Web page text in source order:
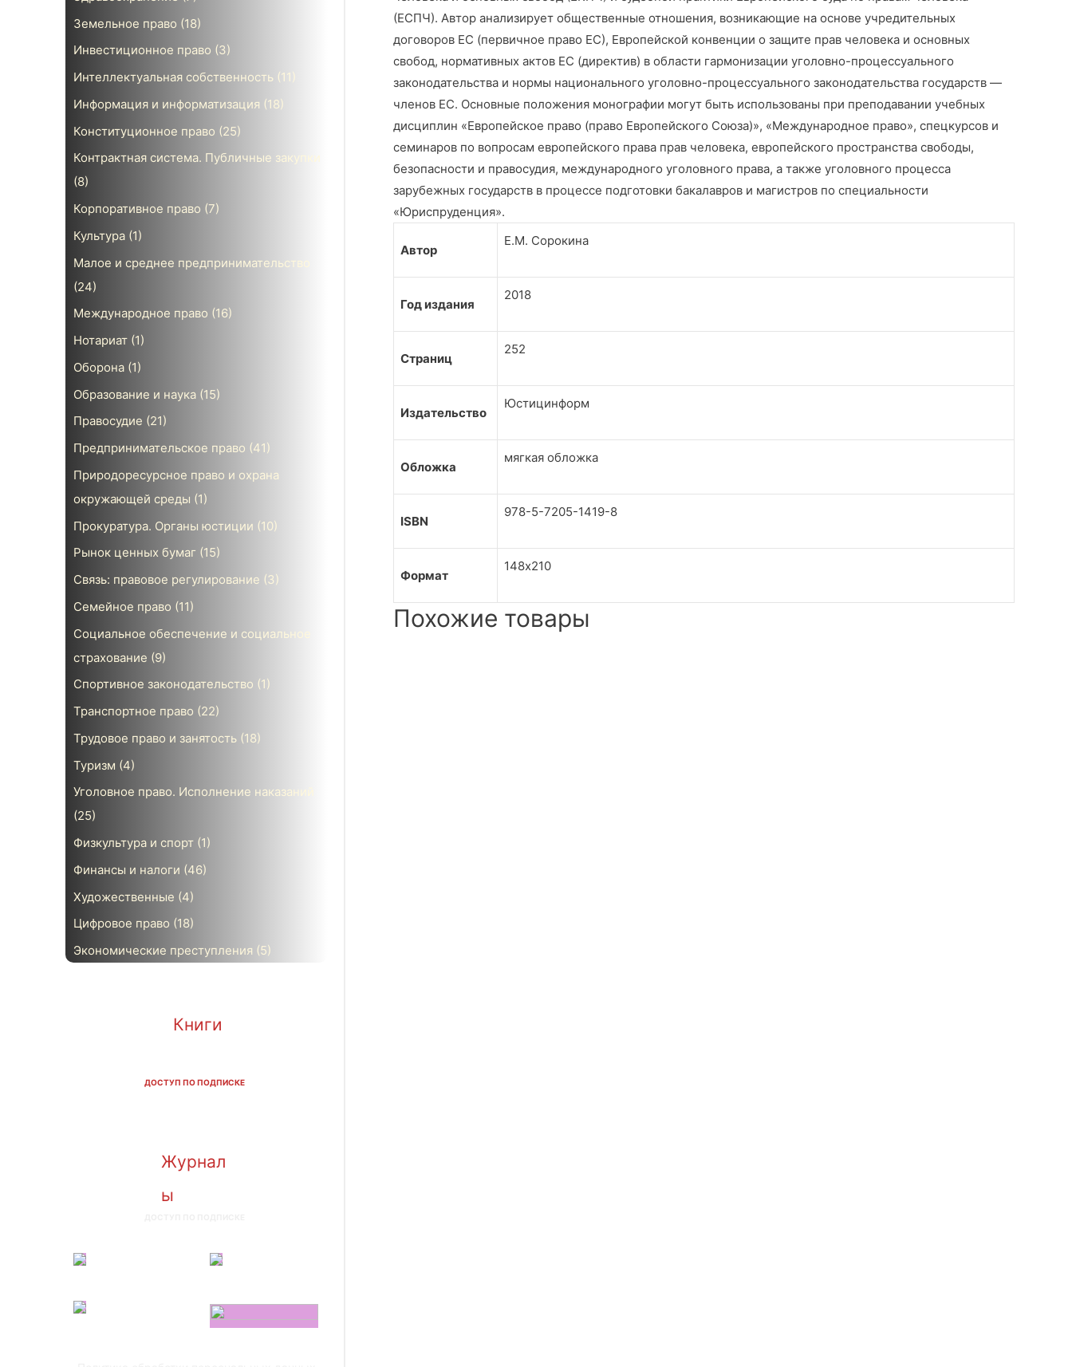
Земельное право (18)
Инвестиционное право (3)
Интеллектуальная собственность (11)
Информация и информатизация (18)
Конституционное право (25)
Контрактная система. Публичные закупки
(8)
Корпоративное право (7)
Культура (1)
Малое и среднее предпринимательство
(24)
Международное право (16)
Нотариат (1)
Оборона (1)
Образование и наука (15)
Правосудие (21)
Предпринимательское право (41)
Природоресурсное право и охрана
окружающей среды (1)
Прокуратура. Органы юстиции (10)
Рынок ценных бумаг (15)
Связь: правовое регулирование (3)
Семейное право (11)
Социальное обеспечение и социальное
страхование (9)
Спортивное законодательство (1)
Транспортное право (22)
Трудовое право и занятость (18)
Туризм (4)
Уголовное право. Исполнение наказаний
(25)
Физкультура и спорт (1)
Финансы и налоги (46)
Художественные (4)
Цифровое право (18)
Экономические преступления (5)
Книги
ДОСТУП ПО ПОДПИСКЕ
Журнал
ы
(ЕСПЧ). Автор анализирует общественные отношения, возникающие на основе учредительных
договоров ЕС (первичное право ЕС), Европейской конвенции о защите прав человека и основных
свобод, нормативных актов ЕС (директив) в области гармонизации уголовно-процессуального
законодательства и нормы национального уголовно-процессуального законодательства государств —
членов ЕС. Основные положения монографии могут быть использованы при преподавании учебных
дисциплин «Европейское право (право Европейского Союза)», «Международное право», спецкурсов и
семинаров по вопросам европейского права прав человека, европейского пространства свободы,
безопасности и правосудия, международного уголовного права, а также уголовного процесса
зарубежных государств в процессе подготовки бакалавров и магистров по специальности
«Юриспруденция».
Автор
Е.М. Сорокина
Год издания
2018
Страниц
252
Издательство
Юстицинформ
Обложка
мягкая обложка
ISBN
978-5-7205-1419-8
Формат
148х210
Похожие товары